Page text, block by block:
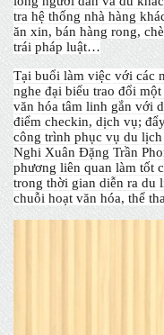
tra hệ thống nhà hàng
ăn xin, bán hàng rong,
trái pháp luật…
Tại buổi làm việc với các
nghe đại biểu trao đổi
văn hóa tâm linh gắn với
điểm checkin, dịch vụ;
công trình phục vụ du
Nghi Xuân Đặng Trần
phương liên quan làm tốt
trong thời gian diễn ra du
chuỗi hoạt văn hóa, thể